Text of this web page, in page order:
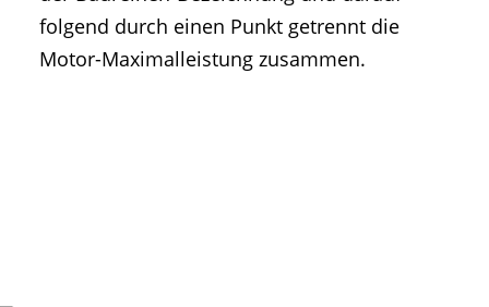
folgend durch einen Punkt getrennt die
Motor-Maximalleistung zusammen.